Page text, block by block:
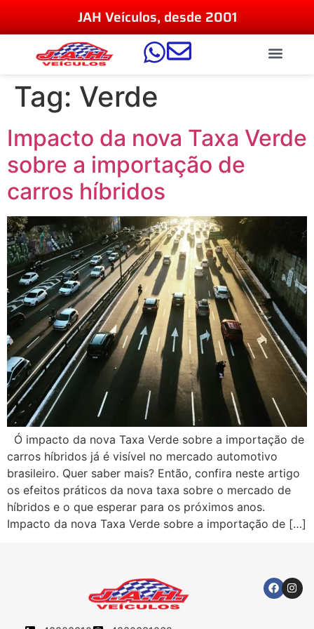
JAH Veículos, desde 2001
Tag: Verde
Impacto da nova Taxa Verde
sobre a importação de
carros híbridos
Ó impacto da nova Taxa Verde sobre a importação de
carros híbridos já é visível no mercado automotivo
brasileiro. Quer saber mais? Então, confira neste artigo
os efeitos práticos da nova taxa sobre o mercado de
híbridos e o que esperar para os próximos anos.
Impacto da nova Taxa Verde sobre a importação de […]